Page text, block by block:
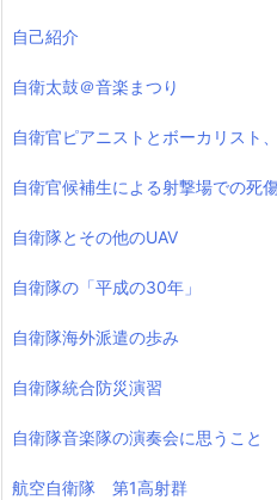
自己紹介
自衛太鼓＠音楽まつり
自衛官ピアニストとボーカリスト
自衛官候補生による射撃場での死
自衛隊とその他のUAV
自衛隊の「平成の30年」
自衛隊海外派遣の歩み
自衛隊統合防災演習
自衛隊音楽隊の演奏会に思うこと
航空自衛隊 第1高射群